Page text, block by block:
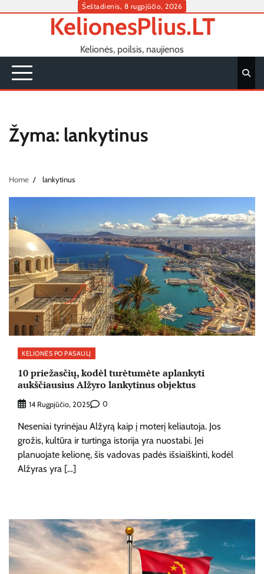
Šeštadienis, 8 rugpjūčio, 2026
KelionesPlius.LT
Kelionės, poilsis, naujienos
Žyma: lankytinus
Home lankytinus
KELIONĖS PO PASAULĮ
10 priežasčių, kodėl turėtumėte aplankyti
aukščiausius Alžyro lankytinus objektus
14 Rugpjūčio, 2025 0
Neseniai tyrinėjau Alžyrą kaip į moterį keliautoja. Jos
grožis, kultūra ir turtinga istorija yra nuostabi. Jei
planuojate kelionę, šis vadovas padės išsiaiškinti, kodėl
Alžyras yra […]